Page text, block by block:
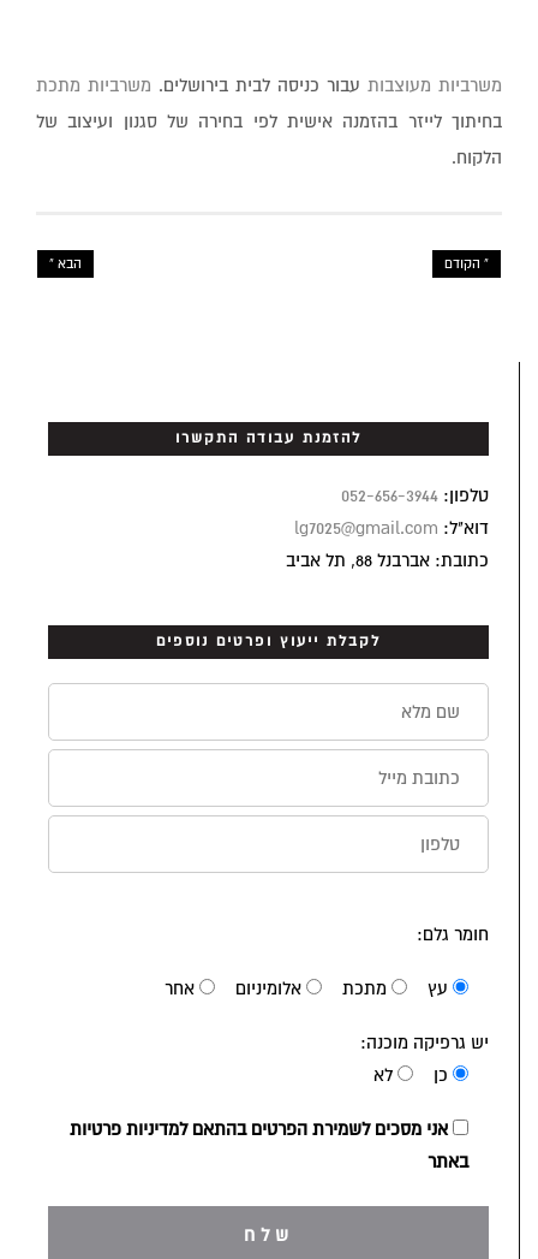
משרביות מעוצבות עבור כניסה לבית בירושלים. משרביות מתכת
בחיתוך לייזר בהזמנה אישית לפי בחירה של סגנון ועיצוב של
הלקוח.
« הקודם הבא »
להזמנת עבודה התקשרו
טלפון: 052-656-3944
דוא"ל: lg7025@gmail.com
כתובת: אברבנל 88, תל אביב
לקבלת ייעוץ ופרטים נוספים
חומר גלם:
עץ מתכת אלומיניום אחר
יש גרפיקה מוכנה:
כן
לא
אני מסכים לשמירת הפרטים בהתאם למדיניות פרטיות
באתר